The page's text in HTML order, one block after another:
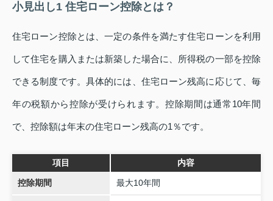
小見出し1 住宅ローン控除とは？
住宅ローン控除とは、一定の条件を満たす住宅ローンを利用
して住宅を購入または新築した場合に、所得税の一部を控除
できる制度です。具体的には、住宅ローン残高に応じて、毎
年の税額から控除が受けられます。控除期間は通常10年間
で、控除額は年末の住宅ローン残高の1％です。
項目 内容
控除期間 最大10年間